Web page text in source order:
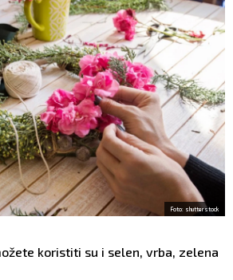
Foto: shutterstock
koristiti su i selen, vrba, zelena